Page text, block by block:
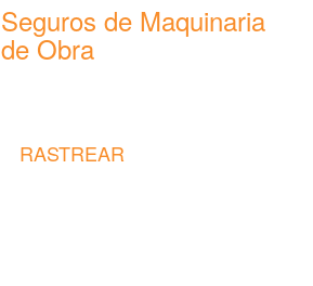
Seguros de Maquinaria
de Obra
RASTREAR